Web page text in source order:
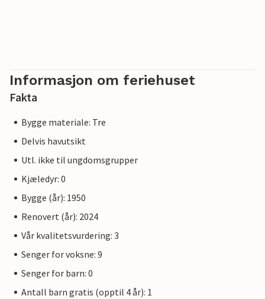
Informasjon om feriehuset
Fakta
Bygge materiale: Tre
Delvis havutsikt
Utl. ikke til ungdomsgrupper
Kjæledyr: 0
Bygge (år): 1950
Renovert (år): 2024
Vår kvalitetsvurdering: 3
Senger for voksne: 9
Senger for barn: 0
Antall barn gratis (opptil 4 år): 1